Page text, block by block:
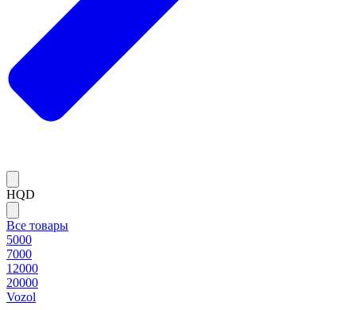
HQD
Все товары
5000
7000
12000
20000
Vozol